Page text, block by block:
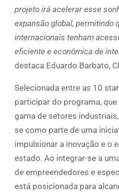
projeto irá acelerar esse
expansão global, permitindo
internacionais tenham
eficiente e econômica de
destaca Eduardo Barbato,
Selecionada entre as 10
participar do programa,
gama de setores
se como parte de uma
impulsionar a inovação e o
estado. Ao integrar-se a
de empreendedores e
está posicionada para